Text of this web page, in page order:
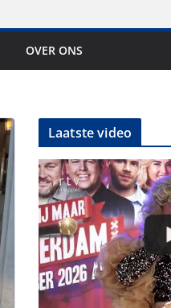
OVER ONS
Laatste video